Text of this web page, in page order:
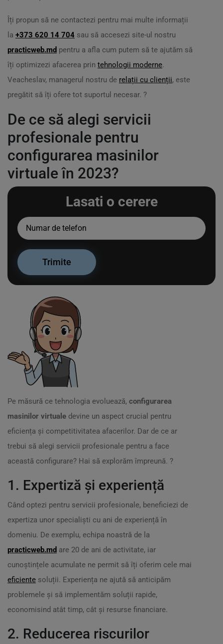
Îți propun să ne contactezi pentru mai multe informații
la +373 620 14 704 sau să accesezi site-ul nostru
practicweb.md pentru a afla cum putem să te ajutăm să
îți optimizezi afacerea prin tehnologii moderne.
Veacheslav, managerul nostru de relații cu clienții, este
pregătit să îți ofere tot suportul necesar. ?
De ce să alegi servicii
profesionale pentru
configurarea masinilor
virtuale în 2023?
Lasati o cerere
Pe măsură ce tehnologia evoluează, configurarea
masinilor virtuale devine un aspect crucial pentru
eficiența și competitivitatea afacerilor. Dar de ce ar
trebui să alegi servicii profesionale pentru a face
această configurare? Hai să explorăm împreună. ?
1. Expertiză și experiență
Când optezi pentru servicii profesionale, beneficiezi de
expertiza unor specialiști cu ani de experiență în
domeniu. De exemplu, echipa noastră de la
practicweb.md are 20 de ani de activitate, iar
cunoștințele acumulate ne permit să îți oferim cele mai
eficiente soluții. Experiența ne ajută să anticipăm
problemele și să implementăm soluții rapide,
economisind atât timp, cât și resurse financiare.
2. Reducerea riscurilor